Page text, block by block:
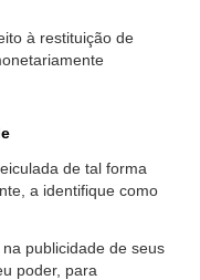
à restituição de
de tal forma
a identifique como
publicidade de seus
poder, para